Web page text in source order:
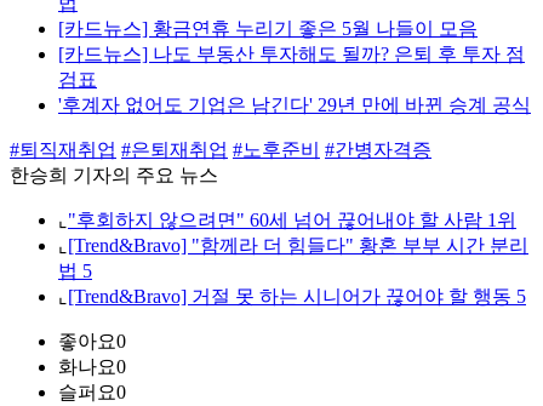
[카드뉴스] 황금연휴 누리기 좋은 5월 나들이 모음
[카드뉴스] 나도 부동산 투자해도 될까? 은퇴 후 투자 점
검표
'후계자 없어도 기업은 남긴다' 29년 만에 바뀐 승계 공식
#퇴직재취업 #은퇴재취업 #노후준비
#간병자격증
한승희 기자의 주요 뉴스
⌞ "후회하지 않으려면" 60세 넘어 끊어내야 할 사람 1위
⌞ [Trend&Bravo] "함께라 더 힘들다" 황혼 부부 시간 분리
법 5
⌞ [Trend&Bravo] 거절 못 하는 시니어가 끊어야 할 행동 5
좋아요0
화나요0
슬퍼요0